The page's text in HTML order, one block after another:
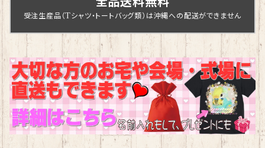
受注生産品（Tシャツ・トートバッグ類）は沖縄への配送ができません